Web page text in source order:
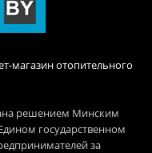
магазин отопительного
решением Минским
государственном
за